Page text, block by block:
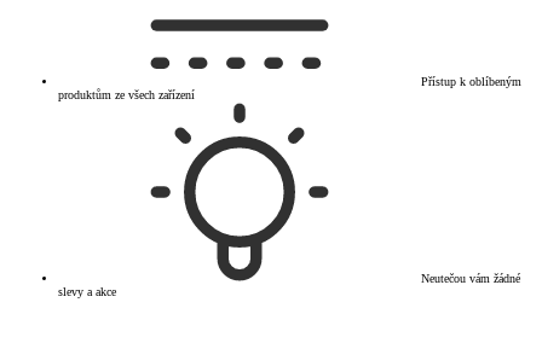
Přístup k oblíbeným
produktům ze všech zařízení
Neutečou vám žádné
slevy a akce